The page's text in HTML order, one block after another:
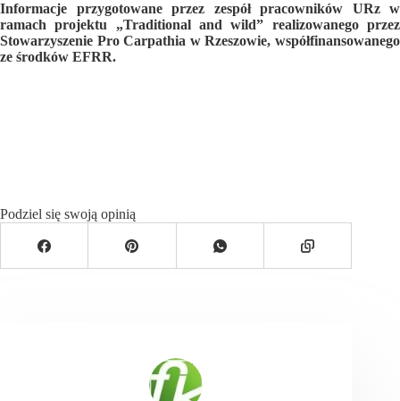
Informacje przygotowane przez zespół pracowników URz w
ramach projektu „Traditional and wild” realizowanego przez
Stowarzyszenie Pro Carpathia w Rzeszowie, współfinansowanego
ze środków EFRR.
Podziel się swoją opinią